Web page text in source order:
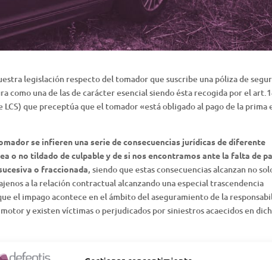
legislación respecto del tomador que suscribe una póliza de
como una de las de carácter esencial siendo ésta recogida por el
que preceptúa que el tomador «está obligado al pago de la prima
se infieren una serie de consecuencias jurídicas de diferente
o no tildado de culpable y de si nos encontramos ante la falta de
o fraccionada, siendo que estas consecuencias alcanzan no
a la relación contractual alcanzando una especial trascendencia
el impago acontece en el ámbito del aseguramiento de la
y existen víctimas o perjudicados por siniestros acaecidos en
del impago de la prima por parte del tomador podemos